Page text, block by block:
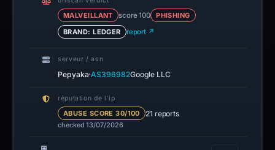
MALVEILLANT score 100
PHISHING
BRAND: LEDGER
report ↗
serveur / asn
Pepyaka·AS396982Google LLC
réputation de l’ip
ABUSE SCORE 30/100 21 reports
checked 13/07/2026